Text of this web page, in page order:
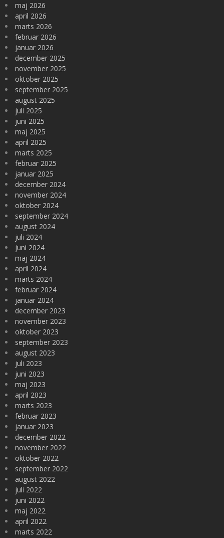
maj 2026
april 2026
marts 2026
februar 2026
januar 2026
december 2025
november 2025
oktober 2025
september 2025
august 2025
juli 2025
juni 2025
maj 2025
april 2025
marts 2025
februar 2025
januar 2025
december 2024
november 2024
oktober 2024
september 2024
august 2024
juli 2024
juni 2024
maj 2024
april 2024
marts 2024
februar 2024
januar 2024
december 2023
november 2023
oktober 2023
september 2023
august 2023
juli 2023
juni 2023
maj 2023
april 2023
marts 2023
februar 2023
januar 2023
december 2022
november 2022
oktober 2022
september 2022
august 2022
juli 2022
juni 2022
maj 2022
april 2022
marts 2022